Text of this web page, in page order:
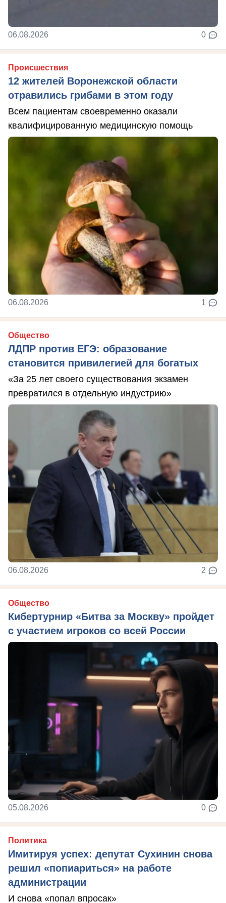
06.08.2026 0
Происшествия
12 жителей Воронежской области
отравились грибами в этом году
Всем пациентам своевременно оказали
квалифицированную медицинскую помощь
06.08.2026 1
Общество
ЛДПР против ЕГЭ: образование
становится привилегией для богатых
«За 25 лет своего существования экзамен
превратился в отдельную индустрию»
06.08.2026 2
Общество
Кибертурнир «Битва за Москву» пройдет
с участием игроков со всей России
05.08.2026 0
Политика
Имитируя успех: депутат Сухинин снова
решил «попиариться» на работе
администрации
И снова «попал впросак»